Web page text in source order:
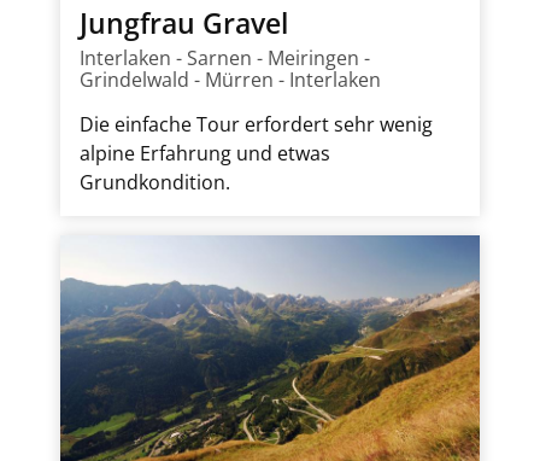
Jungfrau Gravel
Interlaken - Sarnen - Meiringen -
Grindelwald - Mürren - Interlaken
Die einfache Tour erfordert sehr wenig
alpine Erfahrung und etwas
Grundkondition.